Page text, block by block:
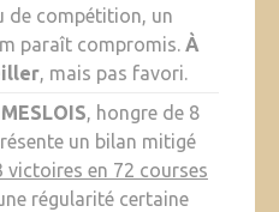
de compétition, un
paraît compromis. À
, mais pas favori.
, hongre de 8
un bilan mitigé
victoires en 72 courses
régularité certaine